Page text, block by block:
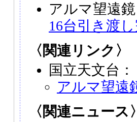
アルマ望遠鏡
16台引き渡
〈関連リンク〉
国立天文台：
アルマ望遠
〈関連ニュース〉